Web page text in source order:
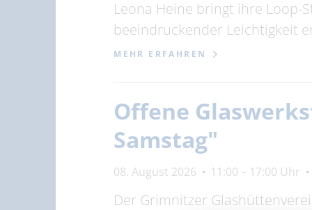
Leona Heine bringt ihre Loop-
beeindruckender Leichtigkeit
MEHR ERFAHREN
Offene
Samstag"
08. August 2026 11:00 – 17:00 Uhr
Der Grimnitzer